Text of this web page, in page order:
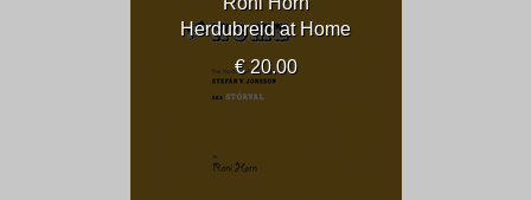
Herdubreid at Home
€ 20.00